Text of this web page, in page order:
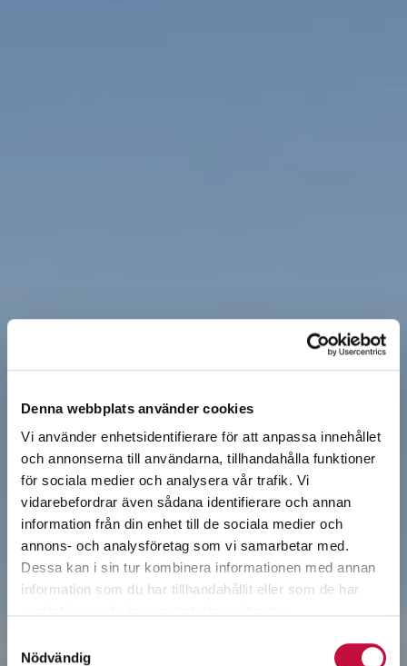
Denna webbplats använder cookies
Vi använder enhetsidentifierare för att anpassa innehållet
och annonserna till användarna, tillhandahålla funktioner
för sociala medier och analysera vår trafik. Vi
vidarebefordrar även sådana identifierare och annan
information från din enhet till de sociala medier och
annons- och analysföretag som vi samarbetar med.
Dessa kan i sin tur kombinera informationen med annan
information som du har tillhandahållit eller som de har
Nödvändig